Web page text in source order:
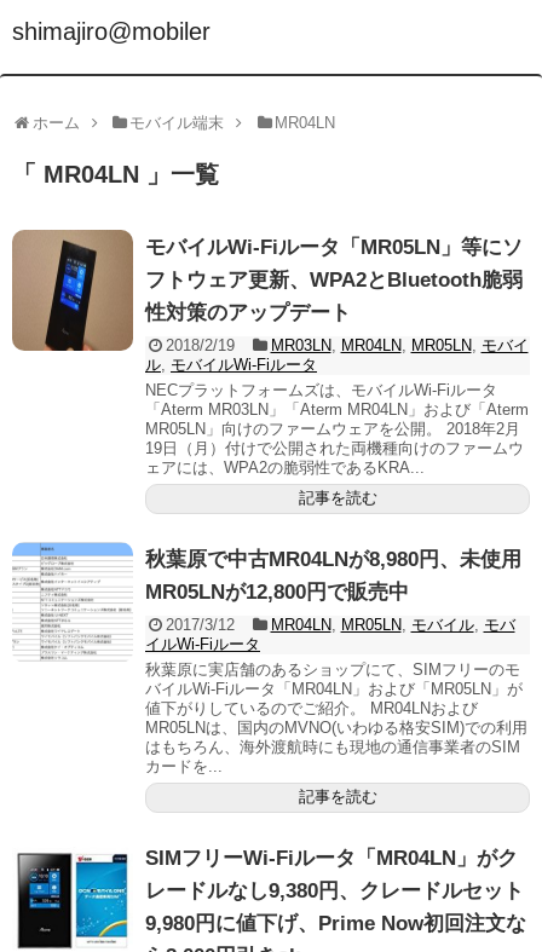
shimajiro@mobiler
ホーム モバイル端末 MR04LN
「 MR04LN 」一覧
モバイルWi-Fiルータ「MR05LN」等にソ
フトウェア更新、WPA2とBluetooth脆弱
性対策のアップデート
2018/2/19 MR03LN, MR04LN, MR05LN, モバイ
ル, モバイルWi-Fiルータ
NECプラットフォームズは、モバイルWi-Fiルータ
「Aterm MR03LN」「Aterm MR04LN」および「Aterm
MR05LN」向けのファームウェアを公開。 2018年2月
19日（月）付けで公開された両機種向けのファームウ
ェアには、WPA2の脆弱性であるKRA...
記事を読む
秋葉原で中古MR04LNが8,980円、未使用
MR05LNが12,800円で販売中
2017/3/12 MR04LN, MR05LN, モバイル, モバ
イルWi-Fiルータ
秋葉原に実店舗のあるショップにて、SIMフリーのモ
バイルWi-Fiルータ「MR04LN」および「MR05LN」が
値下がりしているのでご紹介。 MR04LNおよび
MR05LNは、国内のMVNO(いわゆる格安SIM)での利用
はもちろん、海外渡航時にも現地の通信事業者のSIM
カードを...
記事を読む
SIMフリーWi-Fiルータ「MR04LN」がク
レードルなし9,380円、クレードルセット
9,980円に値下げ、Prime Now初回注文な